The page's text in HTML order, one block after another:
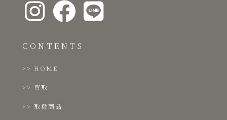
CONTENTS
HOME
買取
取扱商品